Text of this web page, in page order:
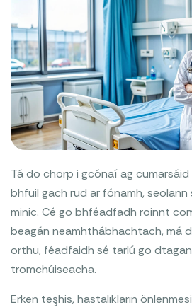
Tá do chorp i gcónaí ag
bhfuil gach rud ar fónamh,
minic. Cé go bhféadfadh roinnt
beagán neamhthábhachtach, má
orthu, féadfaidh sé tarlú go
tromchúiseacha.
Erken teşhis, hastalıkların